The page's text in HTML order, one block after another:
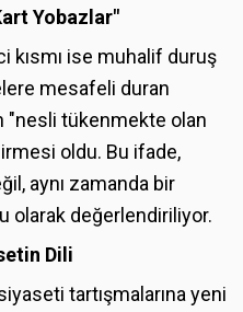
Yobazlar"
kısmı ise muhalif duruş
mesafeli duran
"nesli tükenmekte olan
oldu. Bu ifade,
aynı zamanda bir
olarak değerlendiriliyor.
Dili
tartışmalarına yeni